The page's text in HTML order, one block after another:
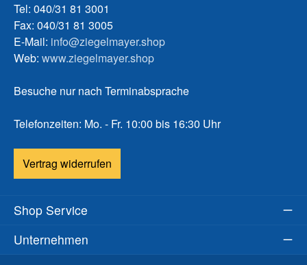
Tel: 040/31 81 3001
Fax: 040/31 81 3005
E-Mail: info@ziegelmayer.shop
Web: www.ziegelmayer.shop
Besuche nur nach Terminabsprache
Telefonzeiten: Mo. - Fr. 10:00 bis 16:30 Uhr
Vertrag widerrufen
Shop Service
Unternehmen